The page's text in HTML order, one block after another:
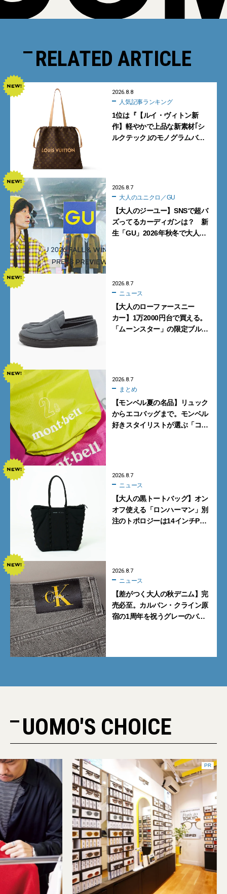
RELATED ARTICLE
2026.8.8
人気記事ランキング
1位は『【ルイ・ヴィトン新
作】軽やかで上品な新素材｢シ
ルクテック｣のモノグラムバッ
2026.8.7
大人のユニクロ／GU
【大人のジーユー】SNSで超バ
ズってるカーディガンは？ 新
生「GU」2026年秋冬で大人メ
2026.8.7
ニュース
【大人のローファースニー
カー】1万2000円台で買える。
「ムーンスター」の限定ブルー
2026.8.7
まとめ
【モンベル夏の名品】リュック
からエコバッグまで。モンベル
好きスタイリストが選ぶ「コス
2026.8.7
ニュース
【大人の黒トートバッグ】オン
オフ使える「ロンハーマン」別
注のトポロジーは14インチPC
2026.8.7
ニュース
【差がつく大人の秋デニム】完
売必至。カルバン・クライン原
宿の1周年を祝うグレーのバ
UOMO'S CHOICE
PR